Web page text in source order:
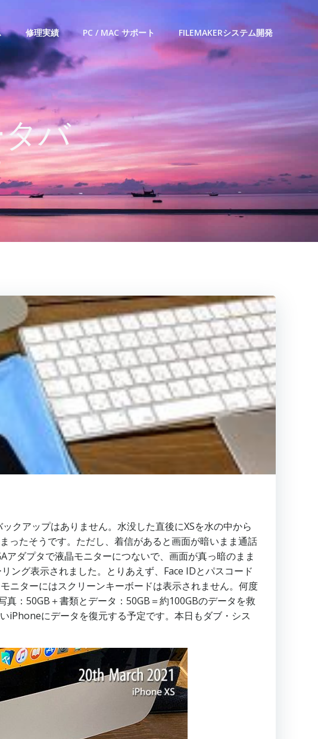
修理実績 PC / MAC サポート FILEMAKERシステム開発
バ
クアップはありません。水没した直後にXSを水の中から
ったそうです。ただし、着信があると画面が暗いまま通話
ダプタで液晶モニターにつないで、画面が真っ暗のまま
ング表示されました。とりあえず、Face IDとパスコード
ニターにはスクリーンキーボードは表示されません。何度
：50GB＋書類とデータ：50GB＝約100GBのデータを救
iPhoneにデータを復元する予定です。本日もダブ・シス